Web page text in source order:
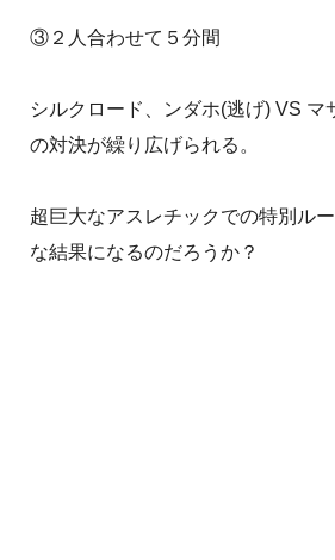
③２人合わせて５分間
シルクロード、ンダホ(逃げ) VS マ
の対決が繰り広げられる。
超巨大なアスレチックでの特別ル
な結果になるのだろうか？